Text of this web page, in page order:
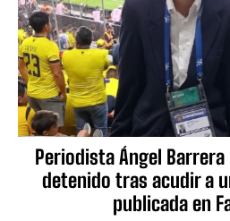
Periodista Ángel
detenido tras acudir a
publicada en